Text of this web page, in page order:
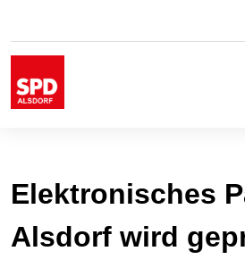
springen
Elektronisches
Alsdorf wird